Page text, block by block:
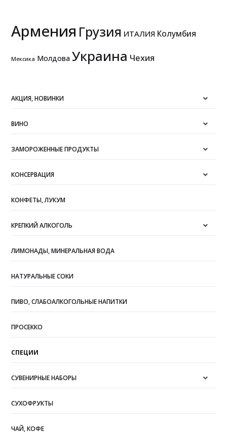
Армения Грузия ИТАЛИЯ Колумбия
Мексика Молдова Украина Чехия
АКЦИЯ, НОВИНКИ
ВИНО
ЗАМОРОЖЕННЫЕ ПРОДУКТЫ
КОНСЕРВАЦИЯ
КОНФЕТЫ, ЛУКУМ
КРЕПКИЙ АЛКОГОЛЬ
ЛИМОНАДЫ, МИНЕРАЛЬНАЯ ВОДА
НАТУРАЛЬНЫЕ СОКИ
ПИВО, СЛАБОАЛКОГОЛЬНЫЕ НАПИТКИ
ПРОСЕККО
СПЕЦИИ
СУВЕНИРНЫЕ НАБОРЫ
СУХОФРУКТЫ
ЧАЙ, КОФЕ